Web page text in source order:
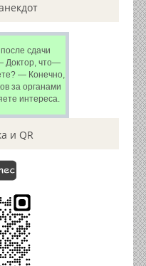
сдачи
Доктор, что—
— Конечно,
за органами
интереса.
и QR